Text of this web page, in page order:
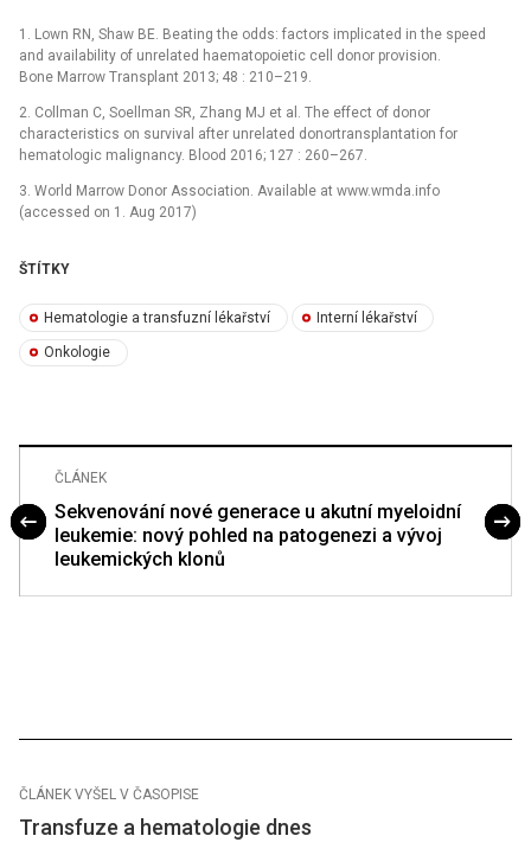
1. Lown RN, Shaw BE. Beating the odds: factors implicated in the speed
and availability of unrelated haematopoietic cell donor provision.
Bone Marrow Transplant 2013; 48 : 210–219.
2. Collman C, Soellman SR, Zhang MJ et al. The effect of donor
characteristics on survival after unrelated donortransplantation for
hematologic malignancy. Blood 2016; 127 : 260–267.
3. World Marrow Donor Association. Available at www.wmda.info
(accessed on 1. Aug 2017)
ŠTÍTKY
Hematologie a transfuzní lékařství Interní lékařství
Onkologie
ČLÁNEK
Sekvenování nové generace u akutní myeloidní
leukemie: nový pohled na patogenezi a vývoj
leukemických klonů
ČLÁNEK VYŠEL V ČASOPISE
Transfuze a hematologie dnes